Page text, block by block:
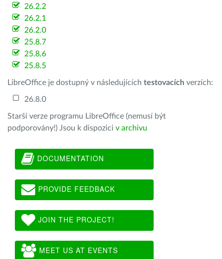
26.2.2
26.2.1
26.2.0
25.8.7
25.8.6
25.8.5
LibreOffice je dostupný v následujících testovacích verzích:
26.8.0
Starší verze programu LibreOffice (nemusí být
podporovány!) Jsou k dispozici v archivu
DOCUMENTATION
PROVIDE FEEDBACK
JOIN THE PROJECT!
MEET US AT EVENTS